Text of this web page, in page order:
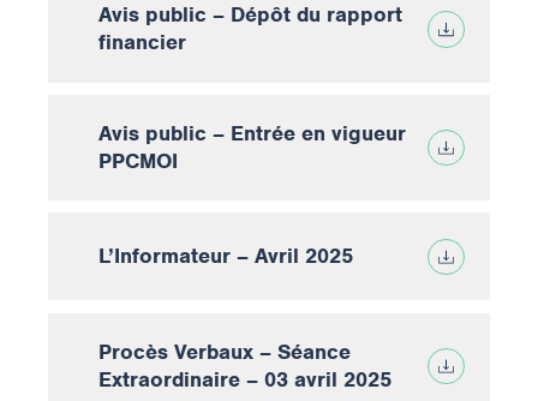
Avis public – Dépôt du rapport
financier
Avis public – Entrée en vigueur
PPCMOI
L’Informateur – Avril 2025
Procès Verbaux – Séance
Extraordinaire – 03 avril 2025